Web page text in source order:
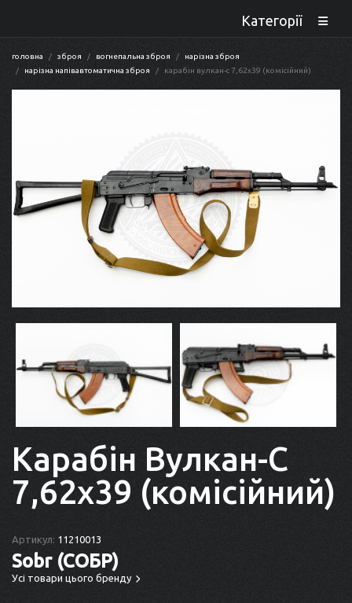
Категорії
головна зброя вогнепальна зброя
нарізна зброя
нарізна напівавтоматична зброя
карабін вулкан-с 7,62x39 (комісійний)
Карабін Вулкан-С
7,62x39 (комісійний)
Артикул: 11210013
Sobr (СОБР)
Усі товари цього бренду